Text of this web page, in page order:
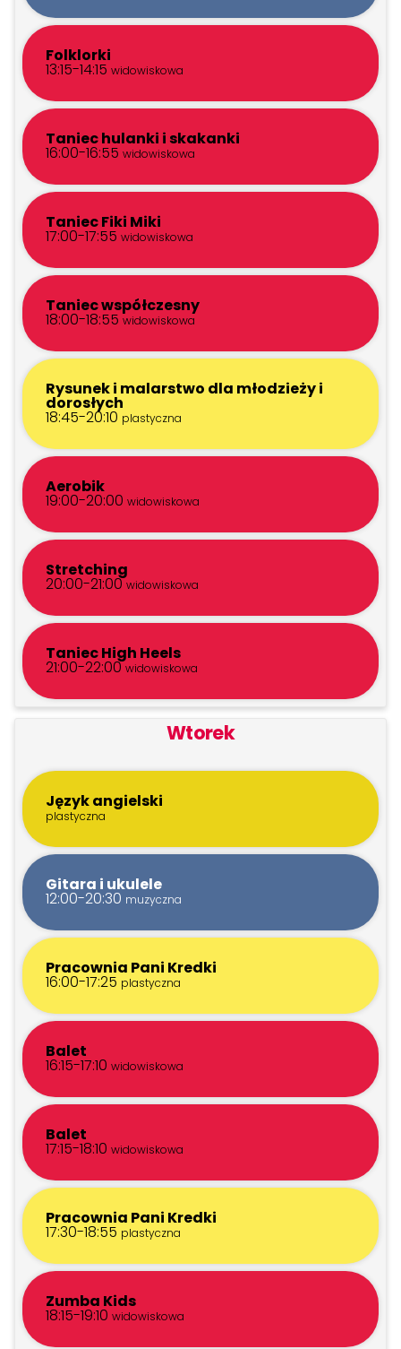
Kontakt
Folklorki
13:15-14:15 widowiskowa
Taniec hulanki i skakanki
16:00-16:55 widowiskowa
Taniec Fiki Miki
17:00-17:55 widowiskowa
Taniec współczesny
18:00-18:55 widowiskowa
Rysunek i malarstwo dla młodzieży i
dorosłych
18:45-20:10 plastyczna
Aerobik
19:00-20:00 widowiskowa
Stretching
20:00-21:00widowiskowa
Taniec High Heels
21:00-22:00widowiskowa
Wtorek
Język angielski
plastyczna
Gitara i ukulele
12:00-20:30 muzyczna
Pracownia Pani Kredki
16:00-17:25 plastyczna
Balet
16:15-17:10 widowiskowa
Balet
17:15-18:10 widowiskowa
Pracownia Pani Kredki
17:30-18:55 plastyczna
Zumba Kids
18:15-19:10 widowiskowa